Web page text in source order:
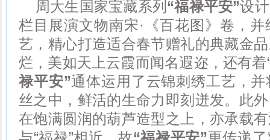
周大生国家宝藏系列 “福禄平安”设
栏目展演文物南宋·《百花图》卷，
艺，精心打造适合春节赠礼的典藏金
烂，美如天上云霞而闻名遐迩，还有着
禄平安”通体运用了云锦刺绣工艺，
丝之中，鲜活的生命力即刻迸发。此
在饱满圆润的葫芦造型之上，亦承载